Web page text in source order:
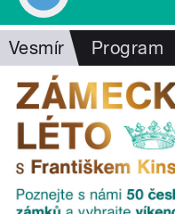
Vesmír Program